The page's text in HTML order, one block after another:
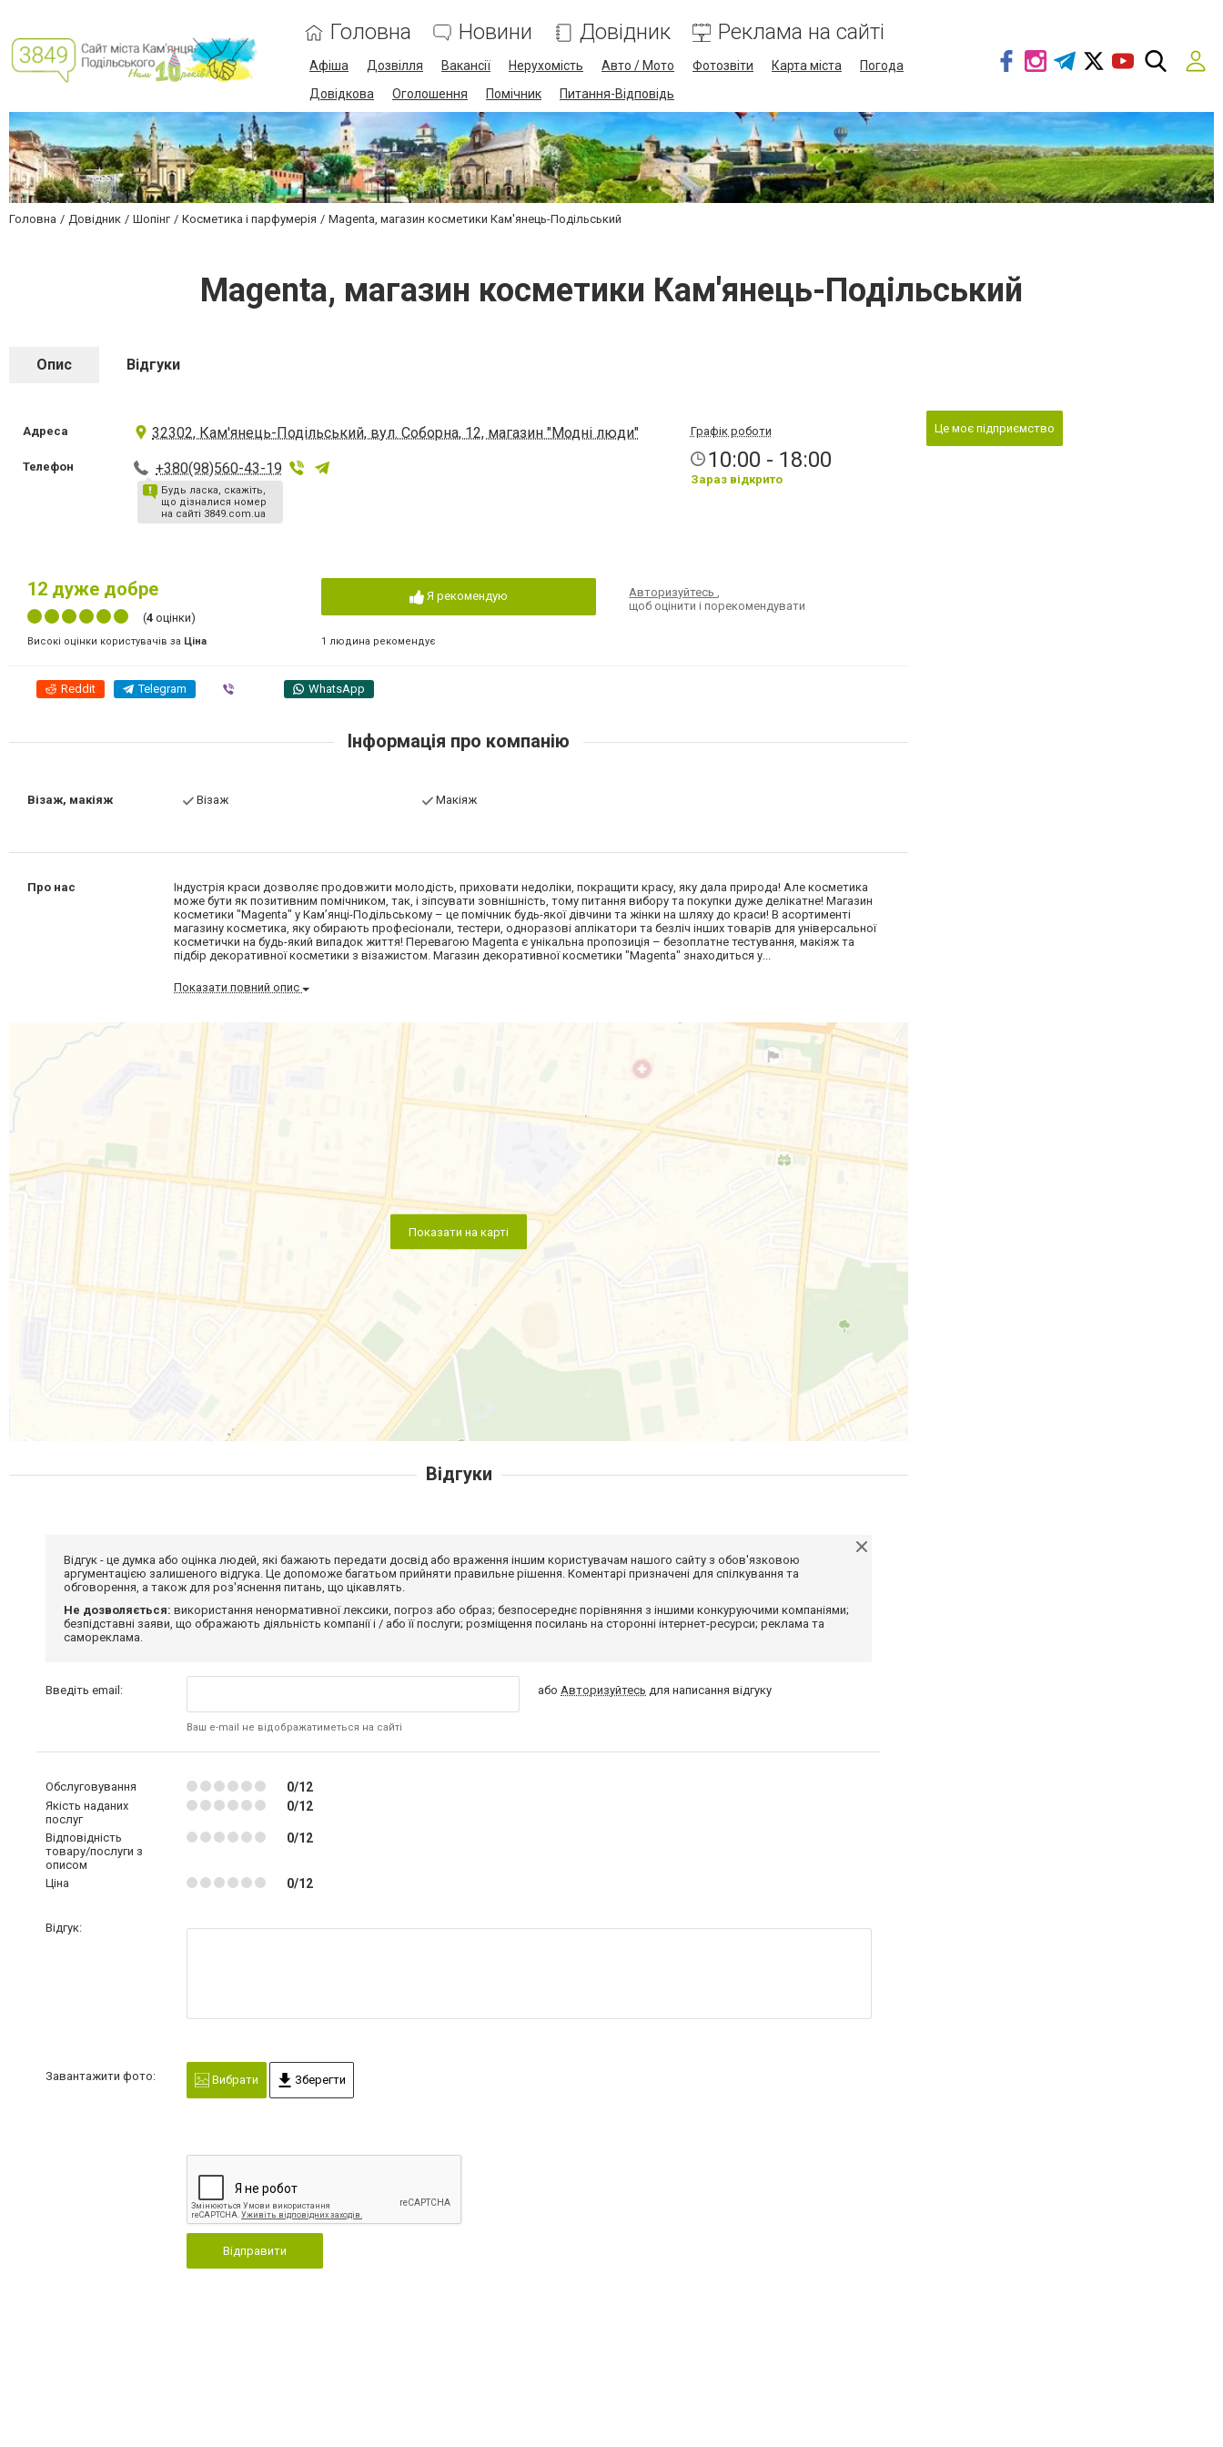
Головна Новини Довідник Реклама на сайті
Афіша Дозвілля Вакансії Нерухомість Авто / Мото Фотозвіти Карта міста
Погода
Довідкова
Оголошення Помічник Питання-Відповідь
Головна Довідник Шопінг Косметика і парфумерія Magenta, магазин косметики Кам'янець-Подільський
Magenta, магазин косметики Кам'янець-Подільський
Опис Відгуки
Адреса 32302, Кам'янець-Подільський, вул. Соборна, 12, магазин "Модні люди"
Телефон +380(98)560-43-19
Будь ласка, скажіть,
що дізналися номер
на сайті 3849.com.ua
Графік роботи
10:00 - 18:00
Зараз відкрито
12 дуже добре
(4 оцінки)
Високі оцінки користувачів за Ціна
Я рекомендую
1 людина рекомендує
Авторизуйтесь,
щоб оцінити і порекомендувати
Reddit Telegram WhatsApp
Інформація про компанію
Візаж, макіяж Візаж Макіяж
Про нас
Індустрія краси дозволяє продовжити молодість, приховати недоліки, покращити красу, яку дала природа! Але косметика
може бути як позитивним помічником, так, і зіпсувати зовнішність, тому питання вибору та покупки дуже делікатне! Магазин
косметики "Magenta" у Кам’янці-Подільському – це помічник будь-якої дівчини та жінки на шляху до краси! В асортименті
магазину косметика, яку обирають професіонали, тестери, одноразові аплікатори та безліч інших товарів для універсальної
косметички на будь-який випадок життя! Перевагою Magenta є унікальна пропозиція – безоплатне тестування, макіяж та
підбір декоративної косметики з візажистом. Магазин декоративної косметики "Magenta" знаходиться у...
Показати повний опис
Показати на карті
Це моє підприємство
Відгуки
Відгук - це думка або оцінка людей, які бажають передати досвід або враження іншим користувачам нашого сайту з обов'язковою
аргументацією залишеного відгука. Це допоможе багатьом прийняти правильне рішення. Коментарі призначені для спілкування та
обговорення, а також для роз'яснення питань, що цікавлять.
Не дозволяється: використання ненормативної лексики, погроз або образ; безпосереднє порівняння з іншими конкуруючими компаніями;
безпідставні заяви, що ображають діяльність компанії і / або її послуги; розміщення посилань на сторонні інтернет-ресурси; реклама та
самореклама.
Введіть email:
Ваш e-mail не відображатиметься на сайті
або Авторизуйтесь для написання відгуку
Обслуговування 0/12
Якість наданих
послуг
0/12
Відповідність
товару/послуги з
описом
0/12
Ціна 0/12
Відгук:
Завантажити фото: Вибрати Зберегти
Відправити